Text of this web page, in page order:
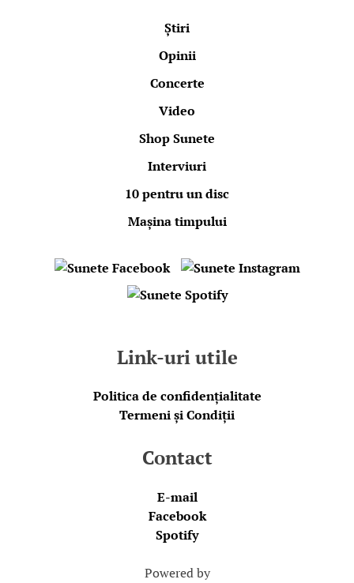
Știri
Opinii
Concerte
Video
Shop Sunete
Interviuri
10 pentru un disc
Mașina timpului
Link-uri utile
Politica de confidențialitate
Termeni și Condiții
Contact
E-mail
Facebook
Spotify
Powered by